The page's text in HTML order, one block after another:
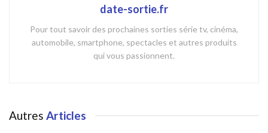
date-sortie.fr
Pour tout savoir des prochaines sorties série tv, cinéma,
automobile, smartphone, spectacles et autres produits
qui vous passionnent.
Autres Articles